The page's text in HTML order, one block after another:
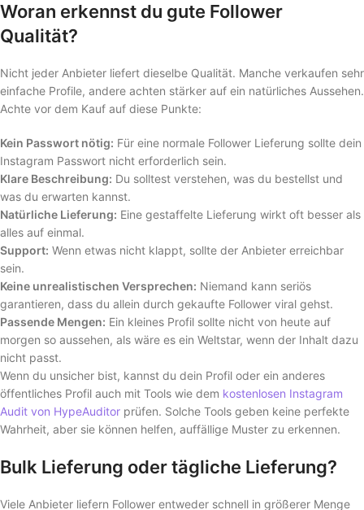
Woran erkennst du gute Follower
Qualität?
Nicht jeder Anbieter liefert dieselbe Qualität. Manche verkaufen sehr
einfache Profile, andere achten stärker auf ein natürliches Aussehen.
Achte vor dem Kauf auf diese Punkte:
Kein Passwort nötig: Für eine normale Follower Lieferung sollte dein
Instagram Passwort nicht erforderlich sein.
Klare Beschreibung: Du solltest verstehen, was du bestellst und
was du erwarten kannst.
Natürliche Lieferung: Eine gestaffelte Lieferung wirkt oft besser als
alles auf einmal.
Support: Wenn etwas nicht klappt, sollte der Anbieter erreichbar
sein.
Keine unrealistischen Versprechen: Niemand kann seriös
garantieren, dass du allein durch gekaufte Follower viral gehst.
Passende Mengen: Ein kleines Profil sollte nicht von heute auf
morgen so aussehen, als wäre es ein Weltstar, wenn der Inhalt dazu
nicht passt.
Wenn du unsicher bist, kannst du dein Profil oder ein anderes
öffentliches Profil auch mit Tools wie dem kostenlosen Instagram
Audit von HypeAuditor prüfen. Solche Tools geben keine perfekte
Wahrheit, aber sie können helfen, auffällige Muster zu erkennen.
Bulk Lieferung oder tägliche Lieferung?
Viele Anbieter liefern Follower entweder schnell in größerer Menge